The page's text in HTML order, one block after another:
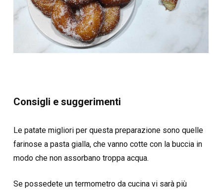
Consigli e suggerimenti
Le patate migliori per questa preparazione sono quelle
farinose a pasta gialla, che vanno cotte con la buccia in
modo che non assorbano troppa acqua.
Se possedete un termometro da cucina vi sarà più